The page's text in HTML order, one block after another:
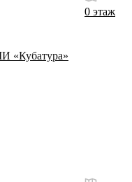
0 этаж